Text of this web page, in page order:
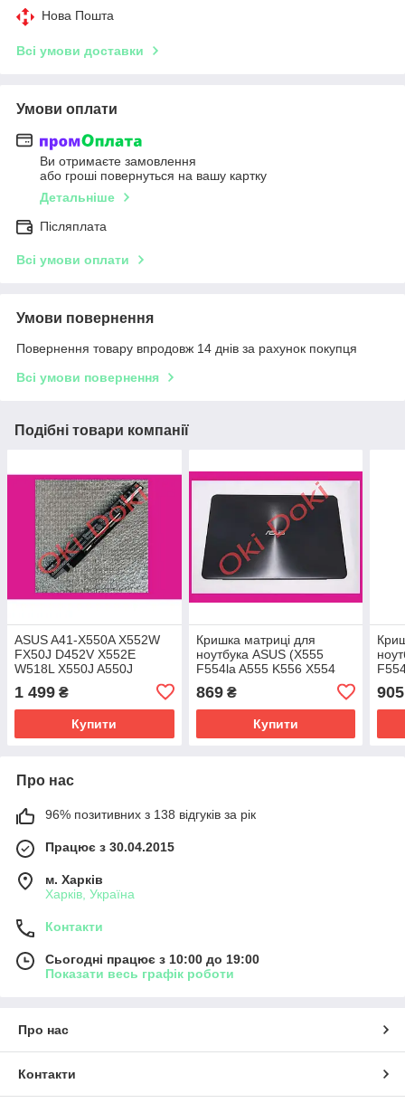
Нова Пошта
Всі умови доставки
Умови оплати
Ви отримаєте замовлення
або гроші повернуться на вашу картку
Детальніше
Післяплата
Всі умови оплати
Умови повернення
Повернення товару впродовж 14 днів за рахунок покупця
Всі умови повернення
Подібні товари компанії
ASUS A41-X550A X552W
FX50J D452V X552E
W518L X550J A550J
НОУТБУКАННЯ 15V
2950MAH Оригінал
1 499 ₴
Купити
Кришка матриці для
ноутбука ASUS (X555
F554la A555 K556 X554
13nb0622AP0121 13NO-
R7A0221
869₴
Купити
905
Про нас
96% позитивних з 138 відгуків за рік
Працює з 30.04.2015
м. Харків
Харків, Україна
Контакти
Сьогодні працює з 10:00 до 19:00
Показати весь графік роботи
Про нас
Контакти